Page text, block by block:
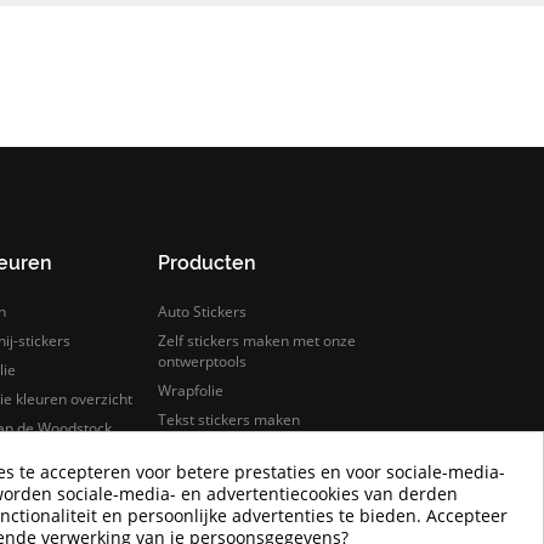
stickers
kleuren overzicht
de Woodstock
samples bestellen
Producten
Auto Stickers
Zelf stickers maken met onze
ontwerptools
Wrapfolie
Tekst stickers maken
Tegelstickers
Auto wrappen
Camper Logo Stickers
te accepteren voor betere prestaties en voor sociale-media-
sociale-media- en advertentiecookies van derden
en persoonlijke advertenties te bieden. Accepteer
verwerking van je persoonsgegevens?